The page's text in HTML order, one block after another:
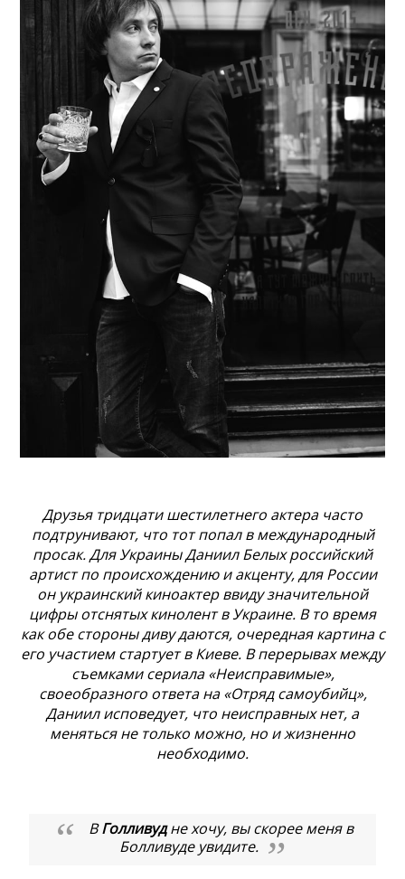
Друзья тридцати шестилетнего актера часто
подтрунивают, что тот попал в международный
просак. Для Украины Даниил Белых российский
артист по происхождению и акценту, для России
он украинский киноактер ввиду значительной
цифры отснятых кинолент в Украине. В то время
как обе стороны диву даются, очередная картина с
его участием стартует в Киеве. В перерывах между
съемками сериала «Неисправимые»,
своеобразного ответа на «Отряд самоубийц»,
Даниил исповедует, что неисправных нет, а
меняться не только можно, но и жизненно
необходимо.
ВГолливудне хочу, вы скорее меня в
Болливуде увидите.